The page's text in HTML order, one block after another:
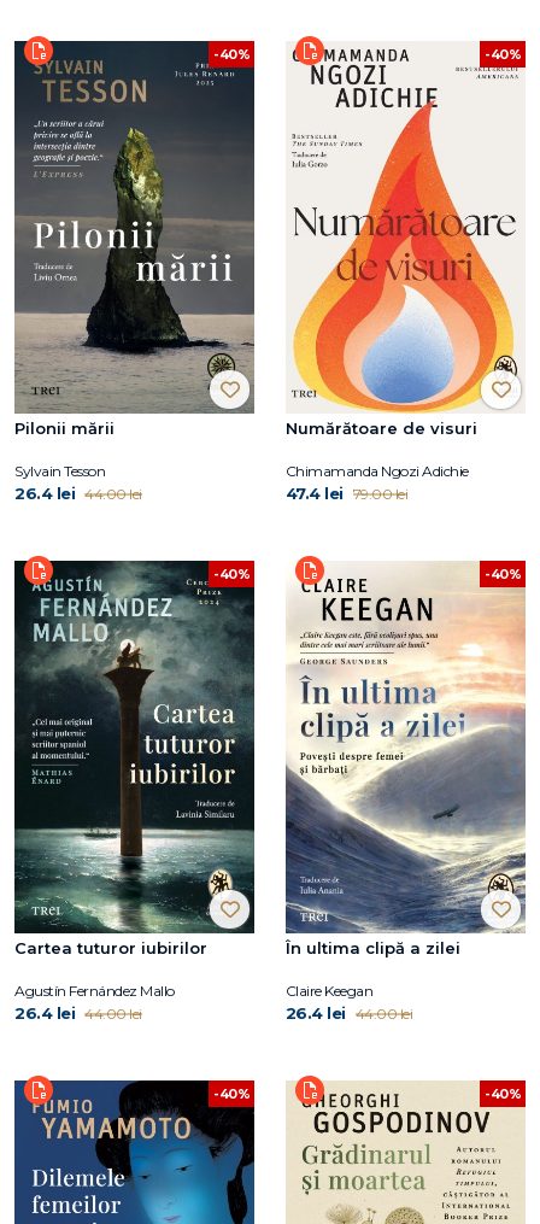
-40%
Pilonii mării
Sylvain Tesson
26.4 lei 44.00 lei
-40%
Numărătoare de visuri
Chimamanda Ngozi Adichie
47.4 lei 79.00 lei
-40%
Cartea tuturor iubirilor
Agustín Fernández Mallo
26.4 lei 44.00 lei
-40%
În ultima clipă a zilei
Claire Keegan
26.4 lei 44.00 lei
-40% -40%